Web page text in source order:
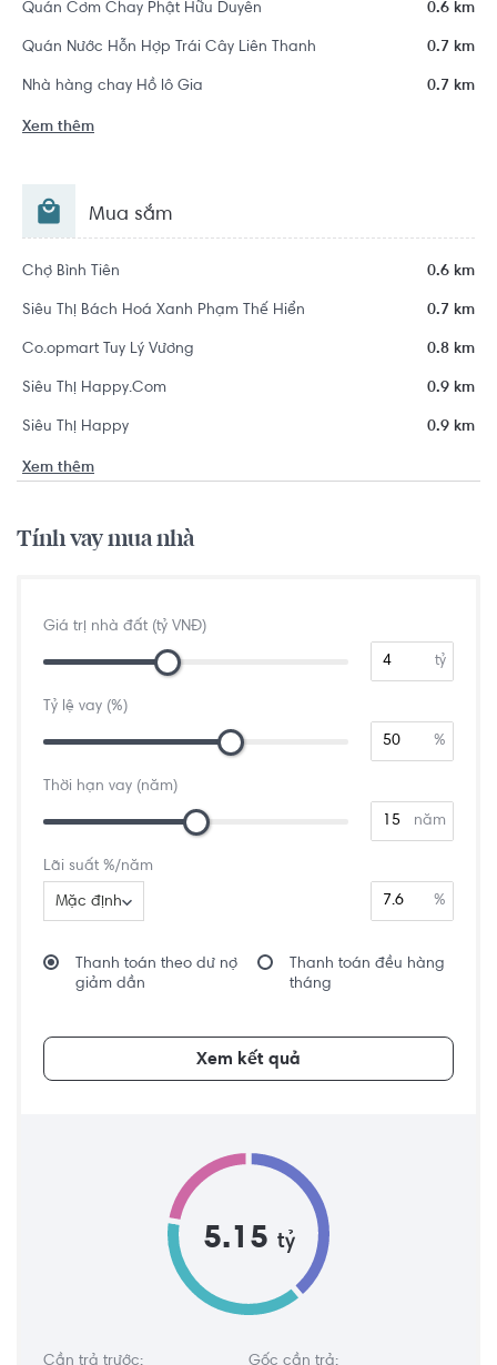
Quán Cơm Chay Phật Hữu Duyên 0.6 km
Quán Nước Hỗn Hợp Trái Cây Liên Thanh 0.7 km
Nhà hàng chay Hồ lô Gia 0.7 km
Xem thêm
Mua sắm
Chợ Bình Tiên 0.6 km
Siêu Thị Bách Hoá Xanh Phạm Thế Hiển 0.7 km
Co.opmart Tuy Lý Vương 0.8 km
Siêu Thị Happy.Com 0.9 km
Siêu Thị Happy 0.9 km
Xem thêm
Tính vay mua nhà
Giá trị nhà đất (tỷ VNĐ)
tỷ
Tỷ lệ vay (%)
%
Thời hạn vay (năm)
năm
Lãi suất %/năm
Mặc định %
Thanh toán theo dư nợ
giảm dần
Thanh toán đều hàng
tháng
Xem kết quả
5.15 tỷ
Cần trả trước: Gốc cần trả: